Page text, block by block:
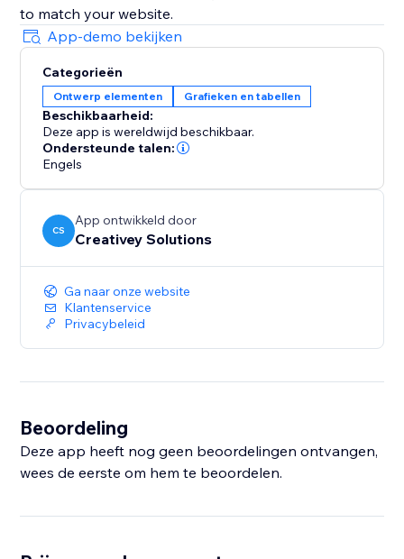
to match your website.
App-demo bekijken
Categorieën
Ontwerp elementen Grafieken en tabellen
Beschikbaarheid:
Deze app is wereldwijd beschikbaar.
Ondersteunde talen:
Engels
CS
App ontwikkeld door
Creativey Solutions
Ga naar onze website
Klantenservice
Privacybeleid
Beoordeling
Deze app heeft nog geen beoordelingen ontvangen,
wees de eerste om hem te beoordelen.